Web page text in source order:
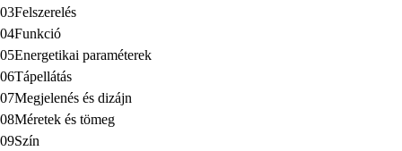
03Felszerelés
04Funkció
05Energetikai paraméterek
06Tápellátás
07Megjelenés és dizájn
08Méretek és tömeg
09Szín